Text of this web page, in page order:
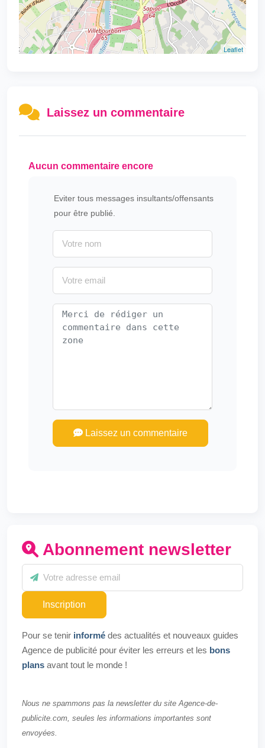
Leaflet
Laissez un commentaire
Aucun commentaire encore
Eviter tous messages insultants/offensants
pour être publié.
Laissez un commentaire
Abonnement newsletter
Inscription
Pour se tenir informé des actualités et nouveaux guides
Agence de publicité pour éviter les erreurs et les bons
plans avant tout le monde !
Nous ne spammons pas la newsletter du site Agence-de-
publicite.com, seules les informations importantes sont
envoyées.